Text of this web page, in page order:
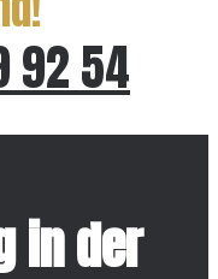
92 54
in der